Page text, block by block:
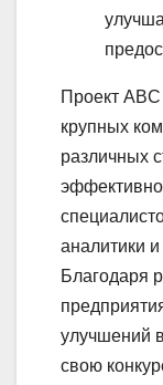
Проект
крупных
различных
аналитики
Благодаря
улучшений
свою